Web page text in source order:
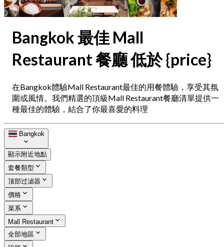
Bangkok 最佳 Mall
Restaurant 餐廳 低於 {price}
在Bangkok體驗Mall Restaurant最佳的用餐體驗，享受其氛
圍或風情。我們精選的頂級Mall Restaurant餐廳清單提供一
種最佳的體驗，結合了你最喜愛的料理
Bangkok
顯示附近地點
套餐類型
顶部过滤器
價格
菜系
Mall Restaurant
全部地區